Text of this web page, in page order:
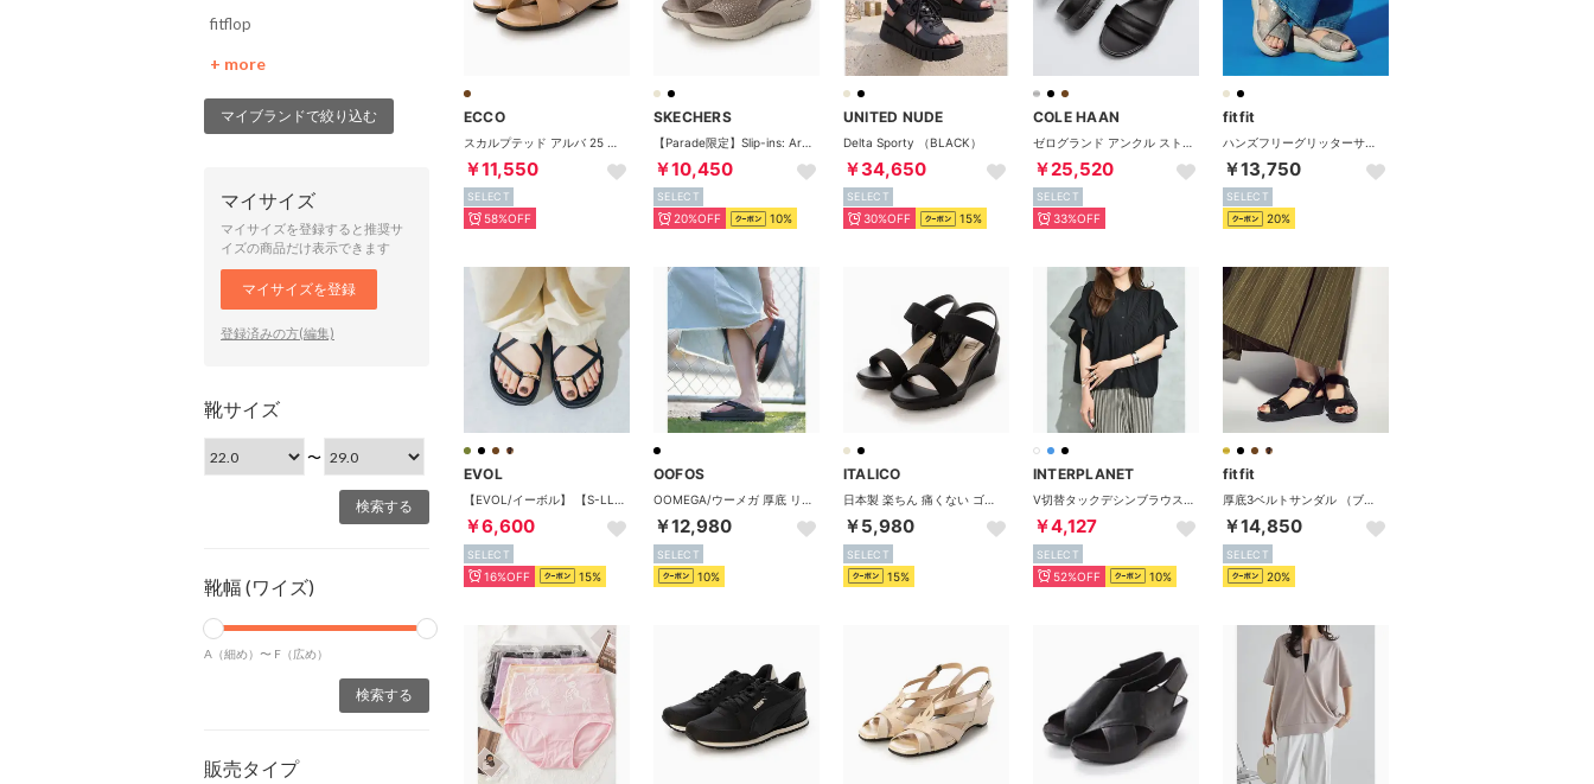
fitflop
+ more
マイブランドで絞り込む
マイサイズ
マイサイズを登録すると推奨サ
イズの商品だけ表示できます
マイサイズを登録
登録済みの方(編集)
靴サイズ
〜
靴幅 (ワイズ)
A（細め）〜 F（広め）
販売タイプ
ECCO
￥11,550
SELECT
58%OFF
SKECHERS
￥10,450
SELECT
20%OFF 10%
UNITED NUDE
Delta Sporty （BLACK）
￥34,650
SELECT
30%OFF 15%
COLE HAAN
￥25,520
SELECT
33%OFF
fitfit
￥13,750
SELECT
20%
EVOL
￥6,600
SELECT
16%OFF 15%
OOFOS
￥12,980
SELECT
10%
ITALICO
￥5,980
SELECT
15%
INTERPLANET
￥4,127
SELECT
52%OFF 10%
fitfit
￥14,850
SELECT
20%